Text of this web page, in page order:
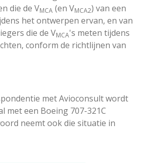
die de VMCA (en VMCA2) van een
het ontwerpen ervan, en van
die de VMCA's meten tijdens
conform de richtlijnen van
met Avioconsult wordt
met een Boeing 707-321C
neemt ook die situatie in